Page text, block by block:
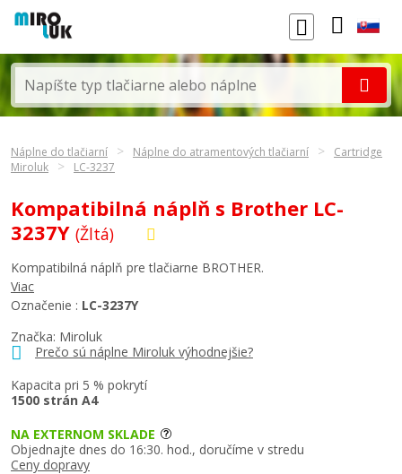
Náplne do tlačiarní Náplne do atramentových tlačiarní
Cartridge
Miroluk
LC-3237
Kompatibilná náplň s Brother LC-
3237Y (Žltá)
Značka: Miroluk
Prečo sú náplne Miroluk výhodnejšie?
Kapacita pri 5 % pokrytí
1500 strán A4
Kompatibilná náplň pre tlačiarne BROTHER.
Viac
Označenie : LC-3237Y
NA EXTERNOM SKLADE
Objednajte dnes do 16:30. hod., doručíme v stredu
Ceny dopravy